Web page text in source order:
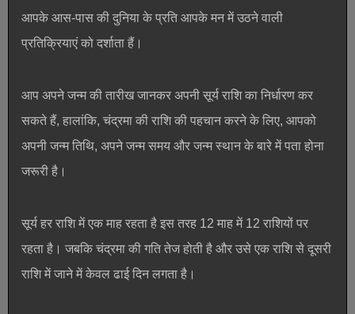
आपके आस-पास की दुनिया के प्रति आपके मन में उठने वाली
प्रतिक्रियाएं को दर्शाता हैं।
आप अपने जन्म की तारीख जानकर अपनी सूर्य राशि का निर्धारण कर
सकते हैं, हालांकि, चंद्रमा की राशि की पहचान करने के लिए, आपको
अपनी जन्म तिथि, अपने जन्म समय और जन्म स्थान के बारे में पता होना
जरूरी है।
सूर्य हर राशि में एक माह रहता है इस तरह 12 माह में 12 राशियों पर
रहता है। जबकि चंद्रमा की गति तेज होती है और उसे एक राशि से दूसरी
राशि में जाने में केवल ढाई दिन लगता है।